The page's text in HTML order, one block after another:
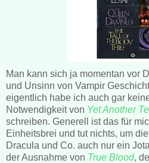
Man kann sich ja momentan vor
und Unsinn von Vampir
eigentlich habe ich auch gar
Notwendigkeit von Yet Another
schreiben. Generell ist das für
Einheitsbrei und tut nichts, um
Dracula und Co. auch nur ein
der Ausnahme von True Blood,